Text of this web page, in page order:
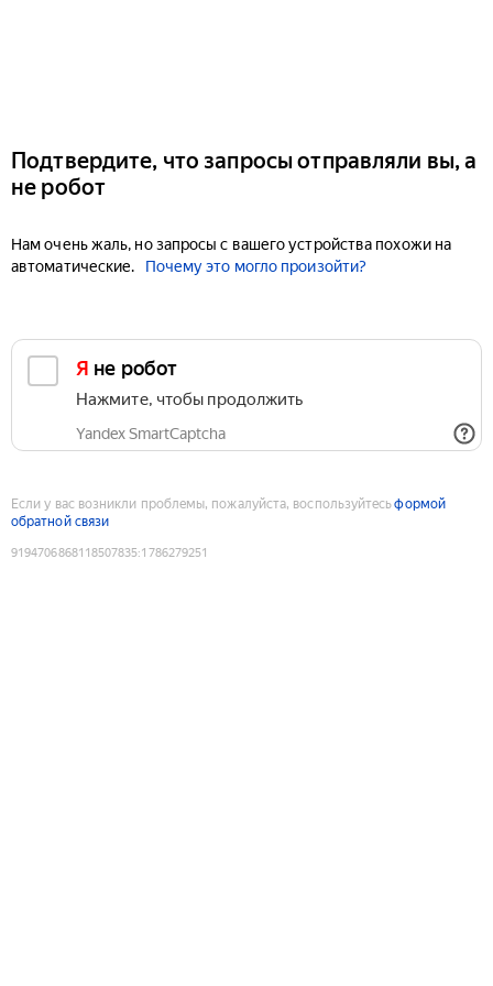
Подтвердите, что запросы отправляли вы, а
не робот
Нам очень жаль, но запросы с вашего устройства похожи на
автоматические.
Почему это могло произойти?
Я не робот
Нажмите, чтобы продолжить
Yandex SmartCaptcha
Если у вас возникли проблемы, пожалуйста, воспользуйтесьформой
обратной связи
9194706868118507835:1786279251